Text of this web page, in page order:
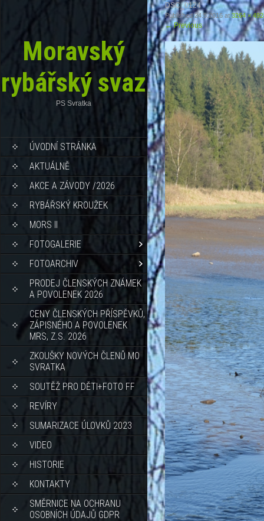
Moravský
rybářský svaz
PS Svratka
ÚVODNÍ STRÁNKA
AKTUÁLNĚ
AKCE A ZÁVODY /2026
RYBÁŘSKÝ KROUŽEK
MORS II
FOTOGALERIE
FOTOARCHIV
PRODEJ ČLENSKÝCH ZNÁMEK
A POVOLENEK 2026
CENY ČLENSKÝCH PŘÍSPĚVKŮ,
ZÁPISNÉHO A POVOLENEK
MRS, Z.S. 2026
ZKOUŠKY NOVÝCH ČLENŮ MO
SVRATKA
SOUTĚŽ PRO DĚTI+FOTO FF
REVÍRY
SUMARIZACE ÚLOVKŮ 2023
VIDEO
HISTORIE
KONTAKTY
SMĚRNICE NA OCHRANU
OSOBNÍCH ÚDAJŮ GDPR
DSC_0124
Published24.5.2016at3264 ×
←Previous